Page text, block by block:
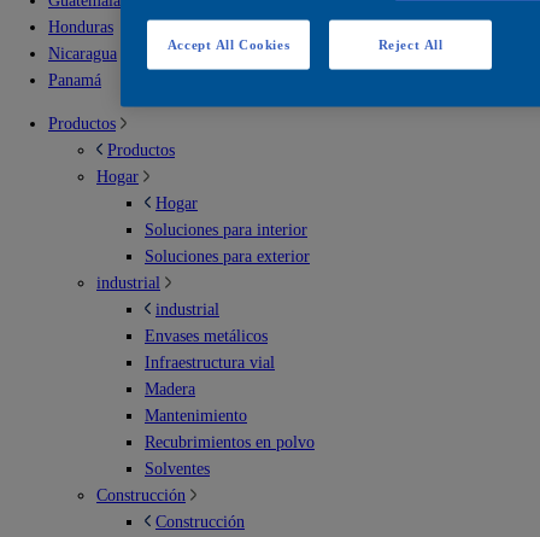
Honduras
Nicaragua
Panamá
Productos
Productos
Hogar
Hogar
Soluciones para interior
Soluciones para exterior
industrial
industrial
Envases metálicos
Infraestructura vial
Madera
Mantenimiento
Recubrimientos en polvo
Solventes
Construcción
Construcción
Reject All
Accept All Cookies